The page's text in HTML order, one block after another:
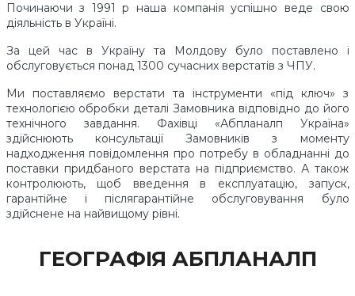
Починаючи з 1991 р наша компанія успішно веде свою
діяльність в Україні.
За цей час в Україну та Молдову було поставлено і
обслуговується понад 1300 сучасних верстатів з ЧПУ.
Ми поставляємо верстати та інструменти «під ключ» з
технологією обробки деталі Замовника відповідно до його
технічного завдання. Фахівці «Абпланалп Україна»
здійснюють консультації Замовників з моменту
надходження повідомлення про потребу в обладнанні до
поставки придбаного верстата на підприємство. А також
контролюють, щоб введення в експлуатацію, запуск,
гарантійне і післягарантійне обслуговування було
здійснене на найвищому рівні.
ГЕОГРАФІЯ АБПЛАНАЛП